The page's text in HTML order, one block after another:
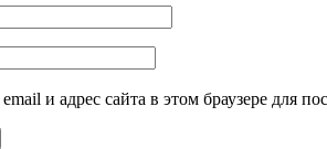
и адрес сайта в этом браузере для